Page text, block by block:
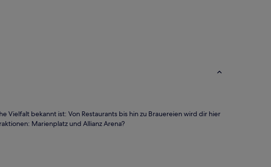
bekannt ist: Von Restaurants bis hin zu Brauereien wird dir hier
Marienplatz und Allianz Arena?